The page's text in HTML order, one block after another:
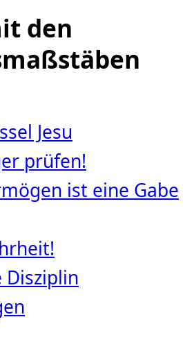
den
Jesu
prüfen!
ist eine Gabe
Disziplin